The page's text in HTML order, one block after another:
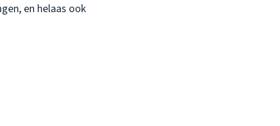
en helaas ook